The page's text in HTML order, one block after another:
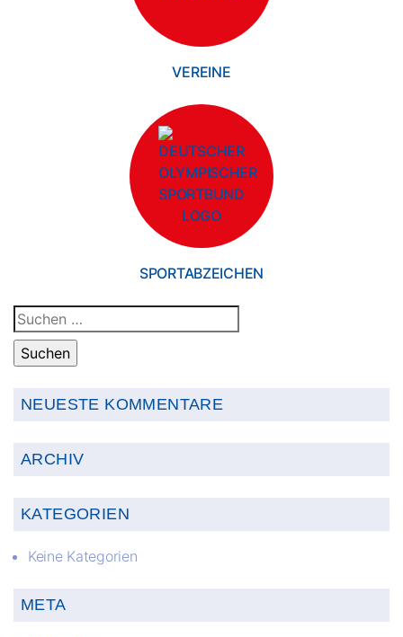
VEREINE
SPORTABZEICHEN
Suchen
nach:
NEUESTE KOMMENTARE
ARCHIV
KATEGORIEN
Keine Kategorien
META